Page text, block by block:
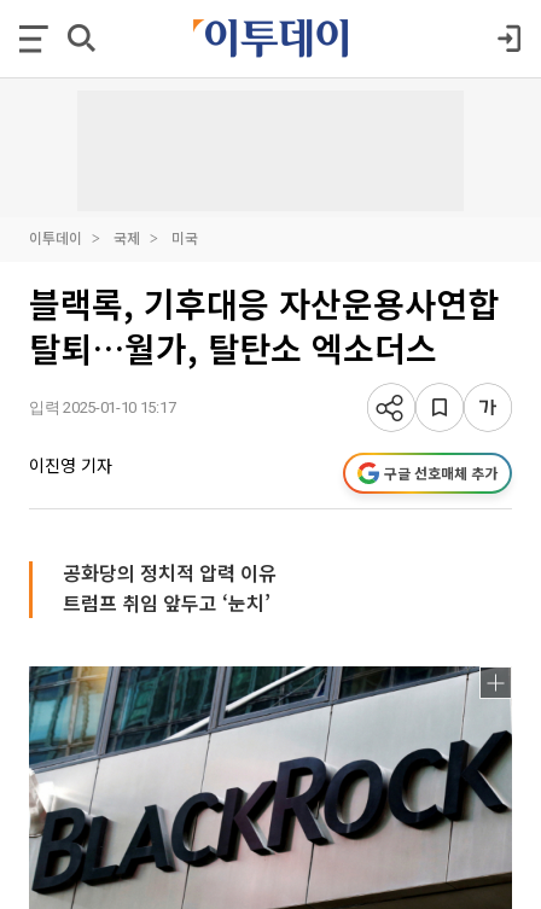
이투데이 국제 미국
블랙록, 기후대응 자산운용사연합
탈퇴…월가, 탈탄소 엑소더스
입력 2025-01-10 15:17
이진영 기자 구글 선호매체 추가
공화당의 정치적 압력 이유
트럼프 취임 앞두고 ‘눈치’